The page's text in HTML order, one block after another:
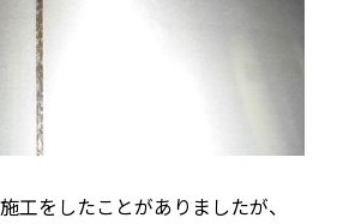
工をしたことがありましたが、